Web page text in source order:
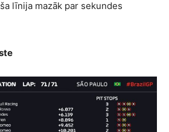
līnija mazāk par sekundes